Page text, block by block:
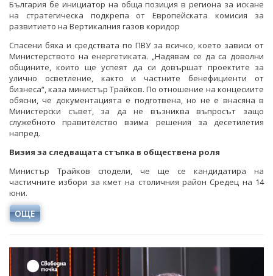
България бе инициатор на обща позиция в региона за искане
на стратегическа подкрепа от Европейската комисия за
развитието на Вертикалния газов коридор
Спасени бяха и средствата по ПВУ за всичко, което зависи от
Министерството на енергетиката. „Надявам се да са доволни
общините, които ще успеят да си довършат проектите за
улично осветление, както и частните бенефициенти от
бизнеса“, каза министър Трайков. По отношение на концесиите
обясни, че документацията е подготвена, но не е внасяна в
Министерски съвет, за да не възниква въпросът защо
служебното правителство взима решения за десетилетия
напред.
Визия за следващата стъпка в обществена роля
Министър Трайков сподели, че ще се кандидатира на
частичните избори за кмет на столичния район Средец на 14
юни.
ОЩЕ